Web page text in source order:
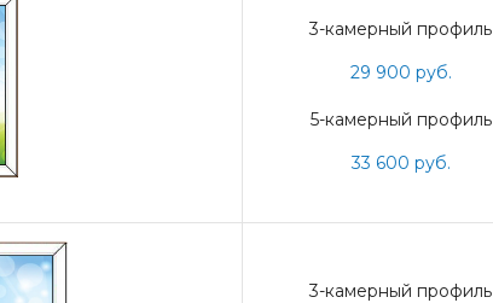
3-камерный профиль
29 900 руб.
5-камерный профиль
33 600 руб.
3-камерный профиль